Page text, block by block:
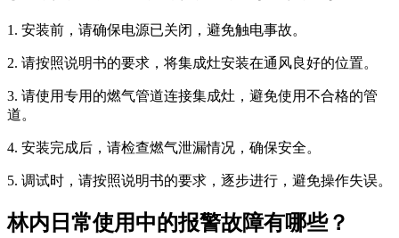
1. 安装前，请确保电源已关闭，避免触电事故。
2. 请按照说明书的要求，将集成灶安装在通风良好的位置。
3. 请使用专用的燃气管道连接集成灶，避免使用不合格的管
道。
4. 安装完成后，请检查燃气泄漏情况，确保安全。
5. 调试时，请按照说明书的要求，逐步进行，避免操作失误。
林内日常使用中的报警故障有哪些？